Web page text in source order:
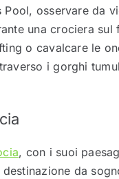
Pool, osservare da
una crociera sul
o cavalcare le
i gorghi
, con i suoi
destinazione da